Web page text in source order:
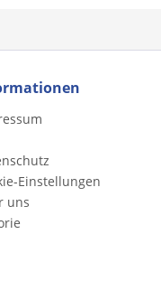
Einstellungen
uns